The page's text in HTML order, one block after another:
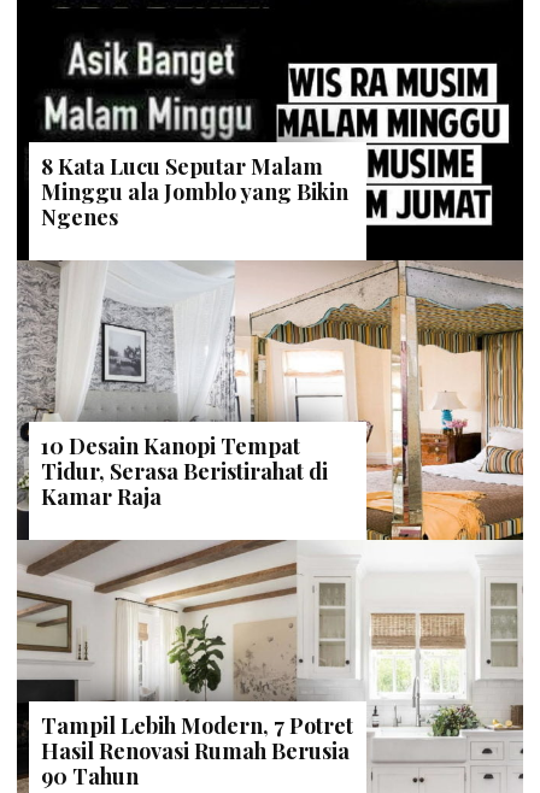
8 Kata Lucu Seputar Malam
Minggu ala Jomblo yang Bikin
Ngenes
10 Desain Kanopi Tempat
Tidur, Serasa Beristirahat di
Kamar Raja
Tampil Lebih Modern, 7 Potret
Hasil Renovasi Rumah Berusia
90 Tahun